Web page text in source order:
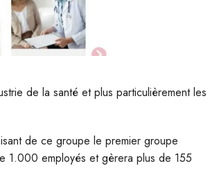
de la santé et plus particulièrement les
de ce groupe le premier groupe
1.000 employés et gèrera plus de 155